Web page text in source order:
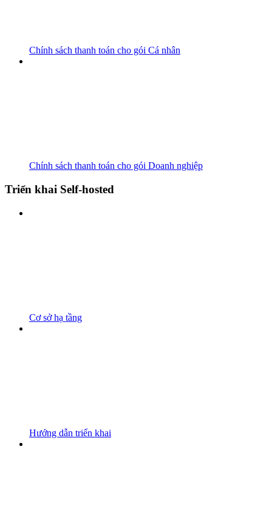
Chính sách thanh toán cho gói Cá nhân
Chính sách thanh toán cho gói Doanh nghiệp
Triển khai Self-hosted
Cơ sở hạ tầng
Hướng dẫn triển khai